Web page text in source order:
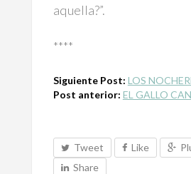
aquella?”.
****
Siguiente Post: LOS
Post anterior: EL GALLO
Tweet Like
Share